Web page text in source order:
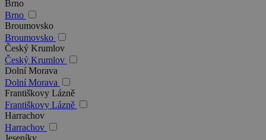
Brno
Brno
Broumovsko
Broumovsko
Český Krumlov
Český Krumlov
Dolní Morava
Dolní Morava
Františkovy Lázně
Františkovy Lázně
Harrachov
Harrachov